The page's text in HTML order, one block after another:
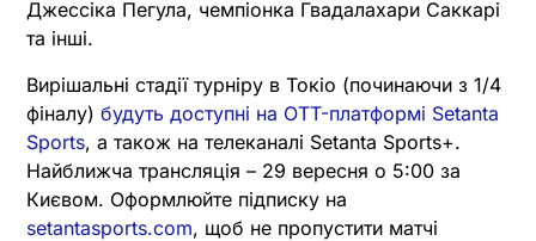
Джессіка Пегула, чемпіонка Гвадалахари Саккарі
та інші.
Вирішальні стадії турніру в Токіо (починаючи з 1/4
фіналу) будуть доступні на OTT-платформі Setanta
Sports, а також на телеканалі Setanta Sports+.
Найближча трансляція – 29 вересня о 5:00 за
Києвом. Оформлюйте підписку на
setantasports.com, щоб не пропустити матчі